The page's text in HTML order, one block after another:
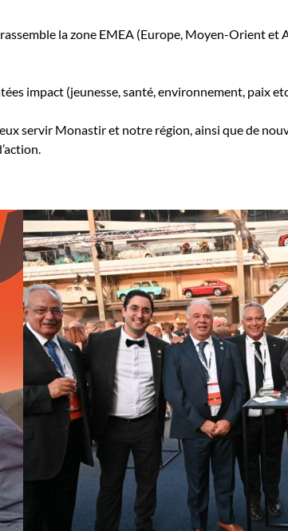
la zone EMEA (Europe, Moyen-Orient et
impact (jeunesse, santé, environnement, paix
servir Monastir et notre région, ainsi que de